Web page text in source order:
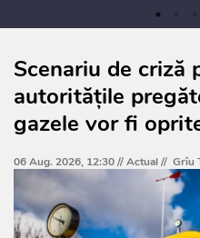
Scenariu de criză
autoritățile
gazele vor fi
06 Aug. 2026, 12:30 //Actual// Grîu